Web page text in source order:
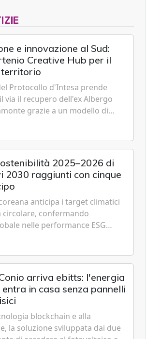
e innovazione al Sud:
Creative Hub per il
Protocollo d'Intesa prende
via il recupero dell'ex Albergo
grazie a un modello di
privato e a una rete di
2025–2026 di
2030 raggiunti con cinque
anticipa i target climatici
circolare, confermando
nelle performance ESG
accessibilità e governance
arriva ebitts: l'energia
in casa senza pannelli
blockchain e alla
la soluzione sviluppata dai due